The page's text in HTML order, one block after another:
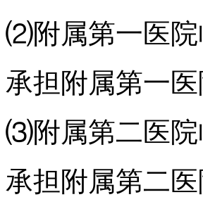
⑵附属第一医院
承担附属第一
⑶附属第二医院
承担附属第二